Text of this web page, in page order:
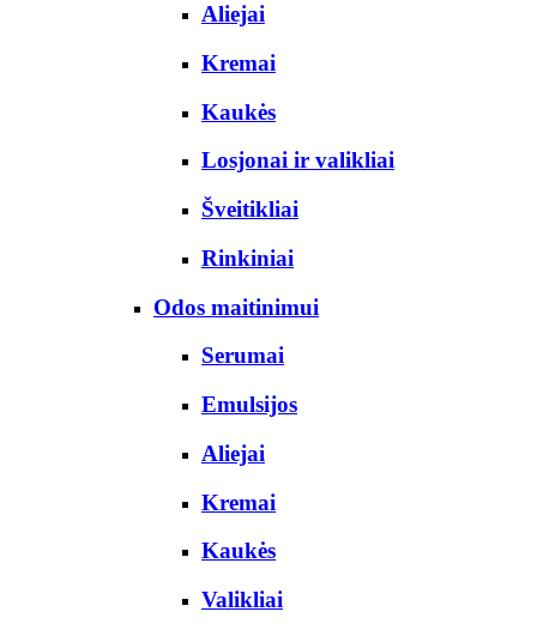
Aliejai
Kremai
Kaukės
Losjonai ir valikliai
Šveitikliai
Rinkiniai
Odos maitinimui
Serumai
Emulsijos
Aliejai
Kremai
Kaukės
Valikliai